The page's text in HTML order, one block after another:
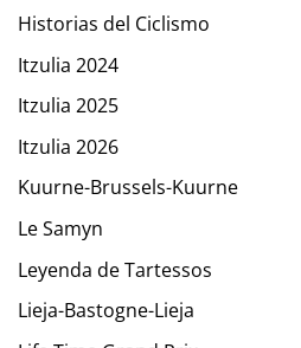
Historias del Ciclismo
Itzulia 2024
Itzulia 2025
Itzulia 2026
Kuurne-Brussels-Kuurne
Le Samyn
Leyenda de Tartessos
Lieja-Bastogne-Lieja